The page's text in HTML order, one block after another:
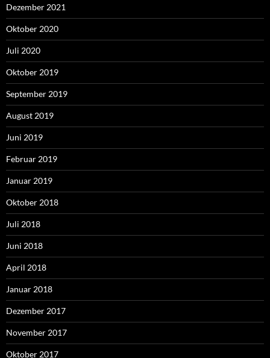
Dezember 2021
Oktober 2020
Juli 2020
Oktober 2019
September 2019
August 2019
Juni 2019
Februar 2019
Januar 2019
Oktober 2018
Juli 2018
Juni 2018
April 2018
Januar 2018
Dezember 2017
November 2017
Oktober 2017